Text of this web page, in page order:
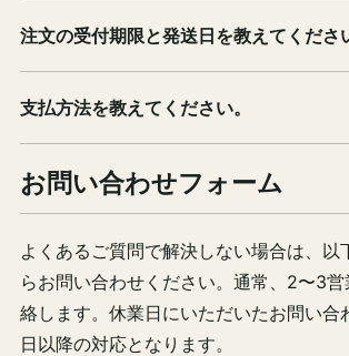
注文の受付期限と発送日を教えてくださ
支払方法を教えてください。
お問い合わせフォーム
よくあるご質問で解決しない場合は、以
らお問い合わせください。通常、2〜3
絡します。休業日にいただいたお問い合
日以降の対応となります。